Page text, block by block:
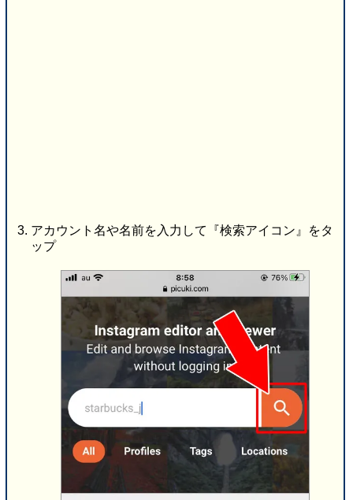
アカウント名や名前を入力して『検索アイコン』をタ
ップ